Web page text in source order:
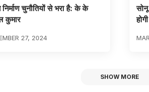
चुनौतियों से भरा है: के के
कुमार
27, 2024
SHOW MORE